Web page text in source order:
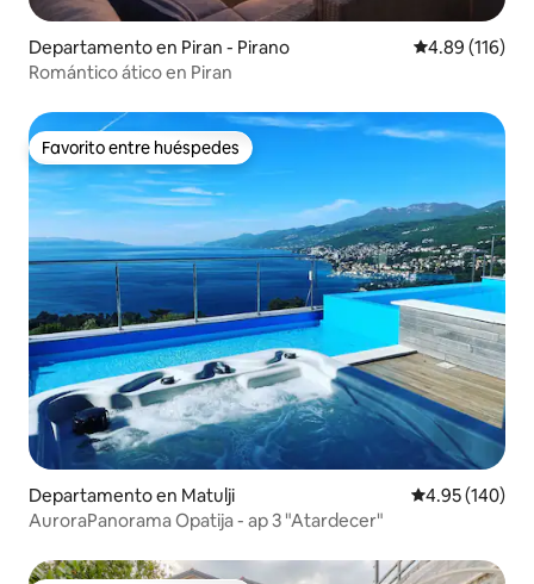
Departamento en Piran - Pirano Calificación
4.89 (116)
Romántico ático en Piran
Favorito entre huéspedes
Favorito entre huéspedes
Departamento en Matulji Calificación
4.95 (140)
AuroraPanorama Opatija - ap 3 "Atardecer"